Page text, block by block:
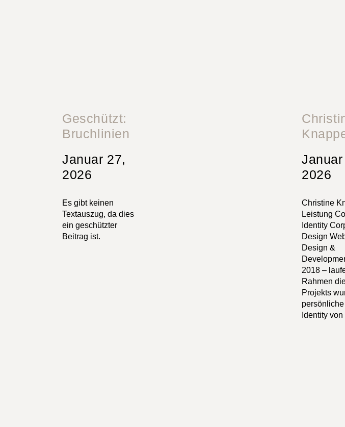
Geschützt:
Bruchlinien
Januar 27,
2026
Es gibt keinen
Textauszug, da dies
ein geschützter
Beitrag ist.
Januar
2026
Christine
Leistung
Identity
Design
Design &
2018 –
Rahmen
Projekts
Identity von